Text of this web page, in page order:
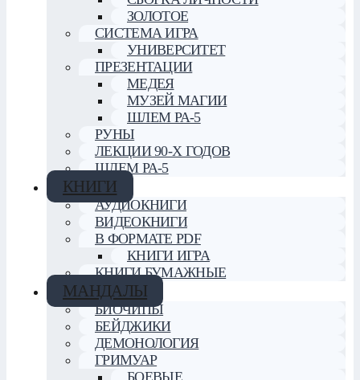
ЗОЛОТОЕ
СИСТЕМА ИГРА
УНИВЕРСИТЕТ
ПРЕЗЕНТАЦИИ
МЕДЕЯ
МУЗЕЙ МАГИИ
ШЛЕМ РА-5
РУНЫ
ЛЕКЦИИ 90-Х ГОДОВ
ШЛЕМ РА-5
КНИГИ
АУДИОКНИГИ
ВИДЕОКНИГИ
В ФОРМАТЕ PDF
КНИГИ ИГРА
КНИГИ БУМАЖНЫЕ
МАНДАЛЫ
БИОЧИПЫ
БЕЙДЖИКИ
ДЕМОНОЛОГИЯ
ГРИМУАР
БОЕВЫЕ